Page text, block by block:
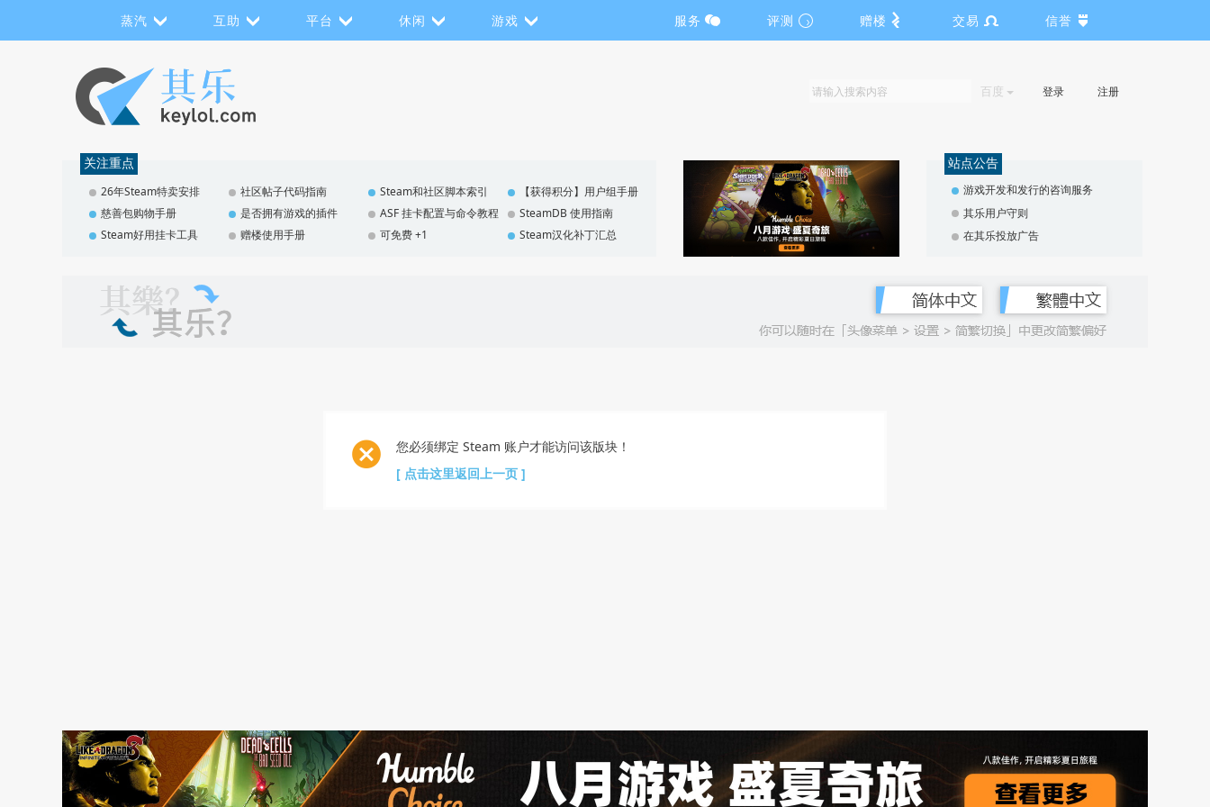
蒸汽 互助 平台 休闲 游戏 服务 评测 赠楼 交易 信誉
百度 登录 注册
关注重点
26年Steam特卖安排 社区帖子代码指南 Steam和社区脚本索引
【获得积分】用户组手册
慈善包购物手册
是否拥有游戏的插件 ASF 挂卡配置与命令教程
SteamDB 使用指南
Steam好用挂卡工具
赠楼使用手册 可免费 +1 Steam汉化补丁汇总
站点公告
游戏开发和发行的咨询服务
其乐用户守则
在其乐投放广告
您必须绑定 Steam 账户才能访问该版块！
[ 点击这里返回上一页 ]